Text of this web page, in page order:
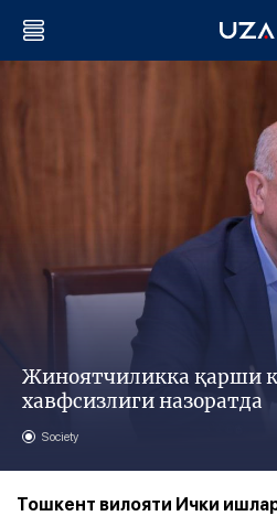
Жиноятчиликка қарши
хавфсизлиги назоратда
Society
Тошкент вилояти Ички